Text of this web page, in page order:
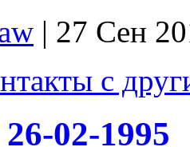
| 27 Сен
с
02-1995